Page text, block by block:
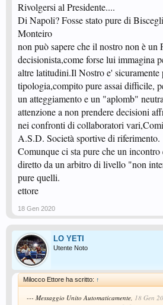
Rivolgersi al Presidente....
Di Napoli? Fosse stato pure di
Monteiro
non può sapere che il nostro non è un
decisionista,come forse lui immagina
altre latitudini.Il Nostro e' sicuramente
tipologia,compito pure assai difficile,
un atteggiamento e un "aplomb"
attenzione a non prendere decisioni
nei confronti di collaboratori
A.S.D. Società sportive di riferimento.
Comunque ci sta pure che un
diretto da un arbitro di livello "non
pure quelli.
ettore
18 Gen 2020
LO YETI
Utente Noto
Milocco Ettore ha scritto: ↑
--- Messaggio Unito Automaticamente, 18 Gen